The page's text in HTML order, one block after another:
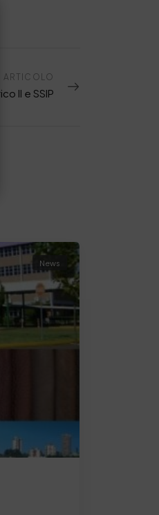
ARTICOLO
II e SSIP
News